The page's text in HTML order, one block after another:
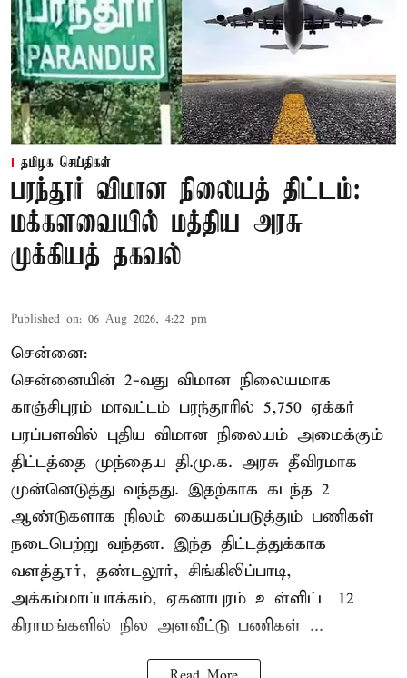
தமிழக செய்திகள்
பரந்தூர் விமான நிலையத் திட்டம்:
மக்களவையில் மத்திய அரசு
முக்கியத் தகவல்
Published on: 06 Aug 2026, 4:22 pm
சென்னை:
சென்னையின் 2-வது விமான நிலையமாக
காஞ்சிபுரம் மாவட்டம் பரந்தூரில் 5,750 ஏக்கர்
பரப்பளவில் புதிய விமான நிலையம் அமைக்கும்
திட்டத்தை முந்தைய தி.மு.க. அரசு தீவிரமாக
முன்னெடுத்து வந்தது. இதற்காக கடந்த 2
ஆண்டுகளாக நிலம் கையகப்படுத்தும் பணிகள்
நடைபெற்று வந்தன. இந்த திட்டத்துக்காக
வளத்தூர், தண்டலூர், சிங்கிலிப்பாடி,
அக்கம்மாப்பாக்கம், ஏகனாபுரம் உள்ளிட்ட 12
கிராமங்களில் நில அளவீட்டு பணிகள் ...